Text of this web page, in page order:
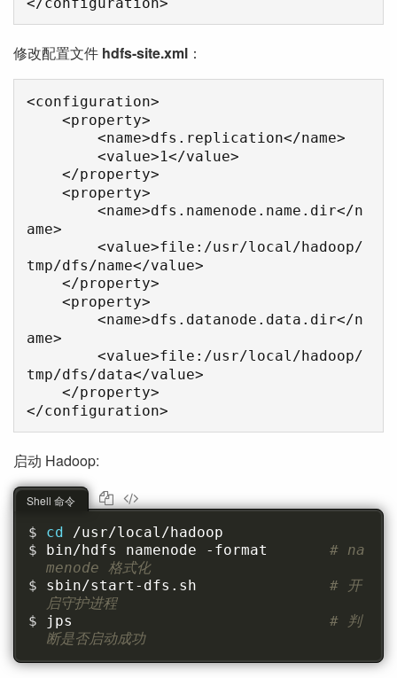
修改配置文件 hdfs-site.xml ：
<configuration>
ame>
tmp/dfs/name</value>
ame>
tmp/dfs/data</value>
启动 Hadoop:
cd /usr/local/hadoop
bin/hdfs namenode -format # na
menode 格式化
sbin/start-dfs.sh # 开
启守护进程
jps # 判
断是否启动成功
Shell 命令